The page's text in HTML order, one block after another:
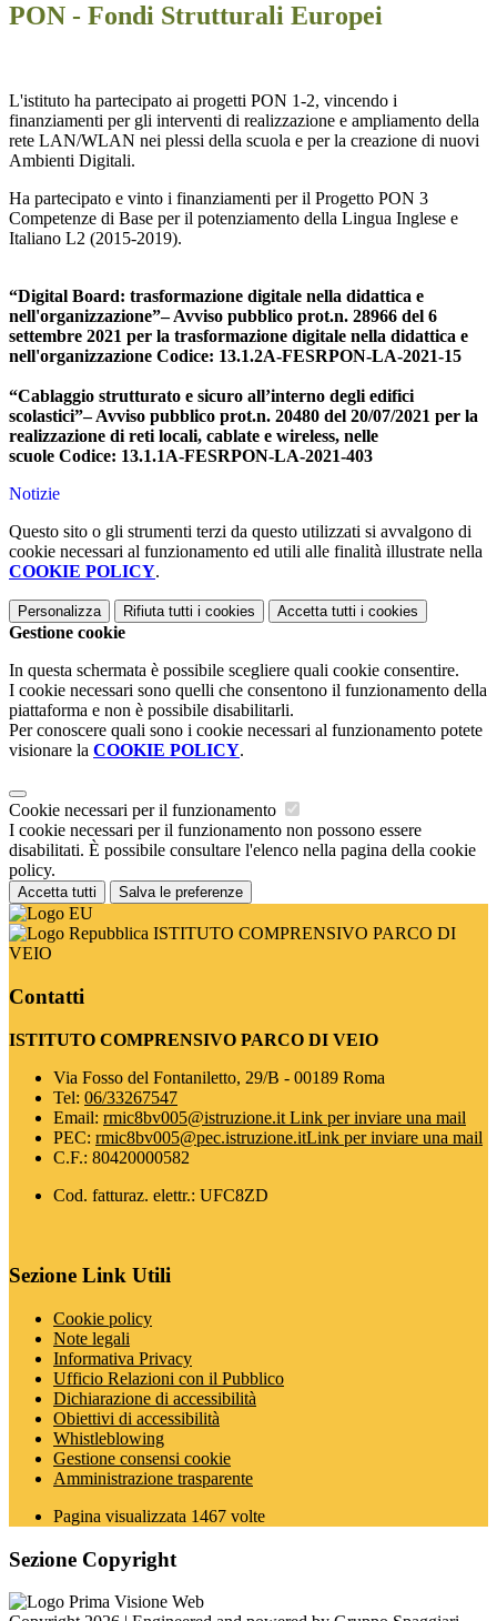
PON - Fondi Strutturali Europei
L'istituto ha partecipato ai progetti PON 1-2, vincendo i
finanziamenti per gli interventi di realizzazione e ampliamento della
rete LAN/WLAN nei plessi della scuola e per la creazione di nuovi
Ambienti Digitali.
Ha partecipato e vinto i finanziamenti per il Progetto PON 3
Competenze di Base per il potenziamento della Lingua Inglese e
Italiano L2 (2015-2019).
“Digital Board: trasformazione digitale nella didattica e
nell'organizzazione”– Avviso pubblico prot.n. 28966 del 6
settembre 2021 per la trasformazione digitale nella didattica e
nell'organizzazione Codice: 13.1.2A-FESRPON-LA-2021-15
“Cablaggio strutturato e sicuro all’interno degli edifici
scolastici”– Avviso pubblico prot.n. 20480 del 20/07/2021 per la
realizzazione di reti locali, cablate e wireless, nelle
scuole Codice: 13.1.1A-FESRPON-LA-2021-403
Notizie
Questo sito o gli strumenti terzi da questo utilizzati si avvalgono di
cookie necessari al funzionamento ed utili alle finalità illustrate nella
COOKIE POLICY.
Personalizza Rifiuta tutti i cookies Accetta tutti i cookies
Gestione cookie
In questa schermata è possibile scegliere quali cookie consentire.
I cookie necessari sono quelli che consentono il funzionamento della
piattaforma e non è possibile disabilitarli.
Per conoscere quali sono i cookie necessari al funzionamento potete
visionare la COOKIE POLICY.
Cookie necessari per il funzionamento
I cookie necessari per il funzionamento non possono essere
disabilitati. È possibile consultare l'elenco nella pagina della cookie
policy.
Accetta tutti Salva le preferenze
ISTITUTO COMPRENSIVO PARCO DI
VEIO
Contatti
ISTITUTO COMPRENSIVO PARCO DI VEIO
Via Fosso del Fontaniletto, 29/B - 00189 Roma
Tel: 06/33267547
Email: rmic8bv005@istruzione.it Link per inviare una mail
PEC: rmic8bv005@pec.istruzione.itLink per inviare una mail
C.F.: 80420000582
Cod. fatturaz. elettr.: UFC8ZD
Sezione Link Utili
Cookie policy
Note legali
Informativa Privacy
Ufficio Relazioni con il Pubblico
Dichiarazione di accessibilità
Obiettivi di accessibilità
Whistleblowing
Gestione consensi cookie
Amministrazione trasparente
Pagina visualizzata 1467 volte
Sezione Copyright